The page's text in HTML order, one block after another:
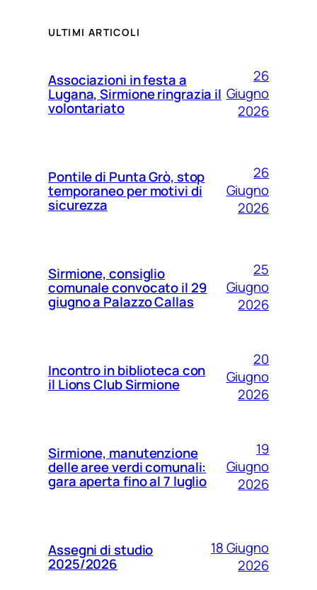
ULTIMI ARTICOLI
Associazioni in festa a
Lugana, Sirmione ringrazia il
volontariato
26
Giugno
2026
Pontile di Punta Grò, stop
temporaneo per motivi di
sicurezza
26
Giugno
2026
Sirmione, consiglio
comunale convocato il 29
giugno a Palazzo Callas
25
Giugno
2026
Incontro in biblioteca con
il Lions Club Sirmione
20
Giugno
2026
Sirmione, manutenzione
delle aree verdi comunali:
gara aperta fino al 7 luglio
19
Giugno
2026
Assegni di studio
2025/2026
18 Giugno
2026